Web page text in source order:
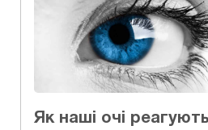
Як наші очі